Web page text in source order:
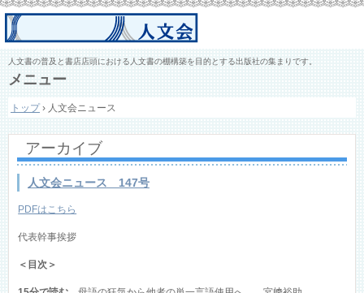
人文書の普及と書店店頭における人文書の棚構築を目的とする出版社の集まりです。
メニュー
ン
ン
へ
キ
トップ › 人文会ニュース
アーカイブ
人文会ニュース 147号
PDFはこちら
代表幹事挨拶
＜目次＞